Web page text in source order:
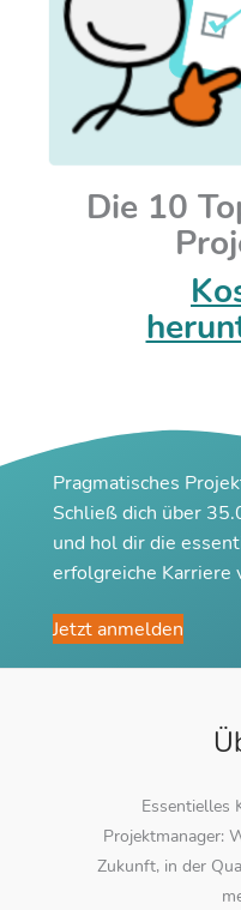
Die 10
Pragmatisches
Schließ dich über
und hol dir die
erfolgreiche Karriere
Jetzt anmelden
Essentielles
Projektmanager:
Zukunft, in der